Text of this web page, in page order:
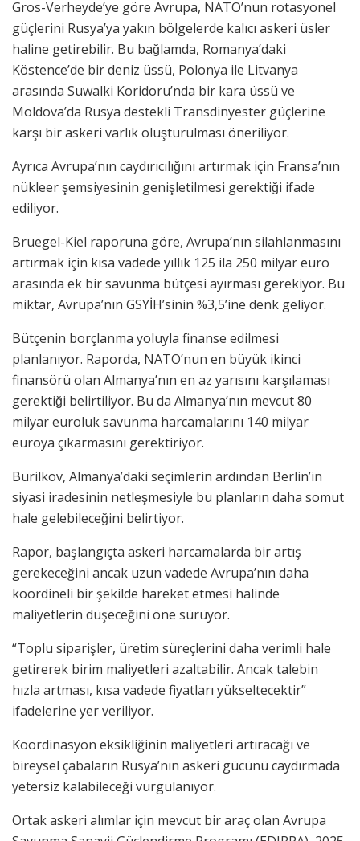
Gros-Verheyde’ye göre Avrupa, NATO’nun rotasyonel
güçlerini Rusya’ya yakın bölgelerde kalıcı askeri üsler
haline getirebilir. Bu bağlamda, Romanya’daki
Köstence’de bir deniz üssü, Polonya ile Litvanya
arasında Suwalki Koridoru’nda bir kara üssü ve
Moldova’da Rusya destekli Transdinyester güçlerine
karşı bir askeri varlık oluşturulması öneriliyor.
Ayrıca Avrupa’nın caydırıcılığını artırmak için Fransa’nın
nükleer şemsiyesinin genişletilmesi gerektiği ifade
ediliyor.
Bruegel-Kiel raporuna göre, Avrupa’nın silahlanmasını
artırmak için kısa vadede yıllık 125 ila 250 milyar euro
arasında ek bir savunma bütçesi ayırması gerekiyor. Bu
miktar, Avrupa’nın GSYİH’sinin %3,5’ine denk geliyor.
Bütçenin borçlanma yoluyla finanse edilmesi
planlanıyor. Raporda, NATO’nun en büyük ikinci
finansörü olan Almanya’nın en az yarısını karşılaması
gerektiği belirtiliyor. Bu da Almanya’nın mevcut 80
milyar euroluk savunma harcamalarını 140 milyar
euroya çıkarmasını gerektiriyor.
Burilkov, Almanya’daki seçimlerin ardından Berlin’in
siyasi iradesinin netleşmesiyle bu planların daha somut
hale gelebileceğini belirtiyor.
Rapor, başlangıçta askeri harcamalarda bir artış
gerekeceğini ancak uzun vadede Avrupa’nın daha
koordineli bir şekilde hareket etmesi halinde
maliyetlerin düşeceğini öne sürüyor.
“Toplu siparişler, üretim süreçlerini daha verimli hale
getirerek birim maliyetleri azaltabilir. Ancak talebin
hızla artması, kısa vadede fiyatları yükseltecektir”
ifadelerine yer veriliyor.
Koordinasyon eksikliğinin maliyetleri artıracağı ve
bireysel çabaların Rusya’nın askeri gücünü caydırmada
yetersiz kalabileceği vurgulanıyor.
Ortak askeri alımlar için mevcut bir araç olan Avrupa